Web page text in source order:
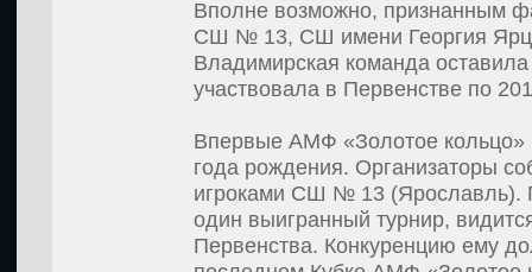
Вполне возможно, признанным
СШ № 13, СШ имени Георгия
Владимирская команда
участвовала в Первенстве по
Впервые АМФ «Золотое кольцо»
года рождения. Организаторы
игроками СШ № 13 (Ярославль).
один выигранный турнир,
Первенства. Конкуренцию ему